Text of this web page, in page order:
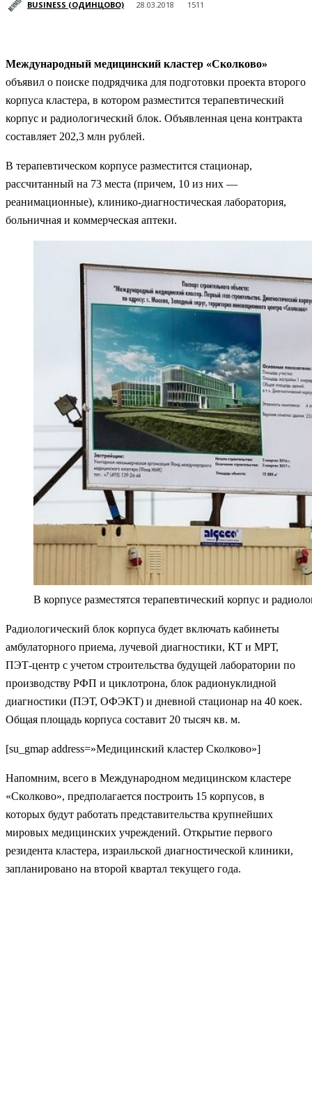
BUSINESS (ОДИНЦОВО) 28.03.2018 1511
Международный медицинский кластер «Сколково»
объявил о поиске подрядчика для подготовки проекта второго
корпуса кластера, в котором разместится терапевтический
корпус и радиологический блок. Объявленная цена контракта
составляет 202,3 млн рублей.
В терапевтическом корпусе разместится стационар,
рассчитанный на 73 места (причем, 10 из них —
реанимационные), клинико-диагностическая лаборатория,
больничная и коммерческая аптеки.
В корпусе разместятся терапевтический корпус и
Радиологический блок корпуса будет включать кабинеты
амбулаторного приема, лучевой диагностики, КТ и МРТ,
ПЭТ-центр с учетом строительства будущей лаборатории по
производству РФП и циклотрона, блок радионуклидной
диагностики (ПЭТ, ОФЭКТ) и дневной стационар на 40 коек.
Общая площадь корпуса составит 20 тысяч кв. м.
[su_gmap address=»Медицинский кластер Сколково»]
Напомним, всего в Международном медицинском кластере
«Сколково», предполагается построить 15 корпусов, в
которых будут работать представительства крупнейших
мировых медицинских учреждений. Открытие первого
резидента кластера, израильской диагностической клиники,
запланировано на второй квартал текущего года.